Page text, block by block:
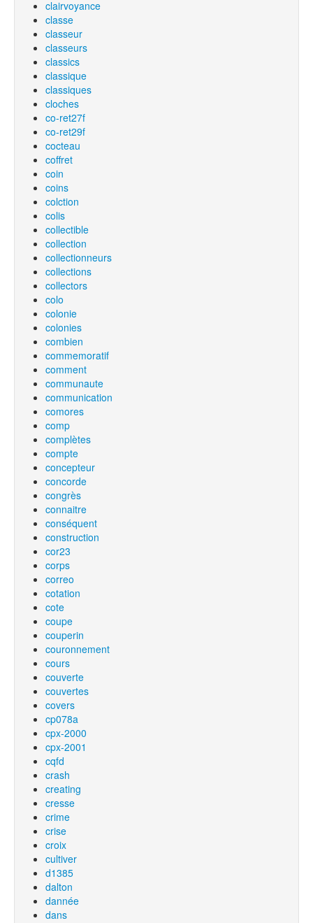
clairvoyance
classe
classeur
classeurs
classics
classique
classiques
cloches
co-ret27f
co-ret29f
cocteau
coffret
coin
coins
colction
colis
collectible
collection
collectionneurs
collections
collectors
colo
colonie
colonies
combien
commemoratif
comment
communaute
communication
comores
comp
complètes
compte
concepteur
concorde
congrès
connaitre
conséquent
construction
cor23
corps
correo
cotation
cote
coupe
couperin
couronnement
cours
couverte
couvertes
covers
cp078a
cpx-2000
cpx-2001
cqfd
crash
creating
cresse
crime
crise
croix
cultiver
d1385
dalton
dannée
dans